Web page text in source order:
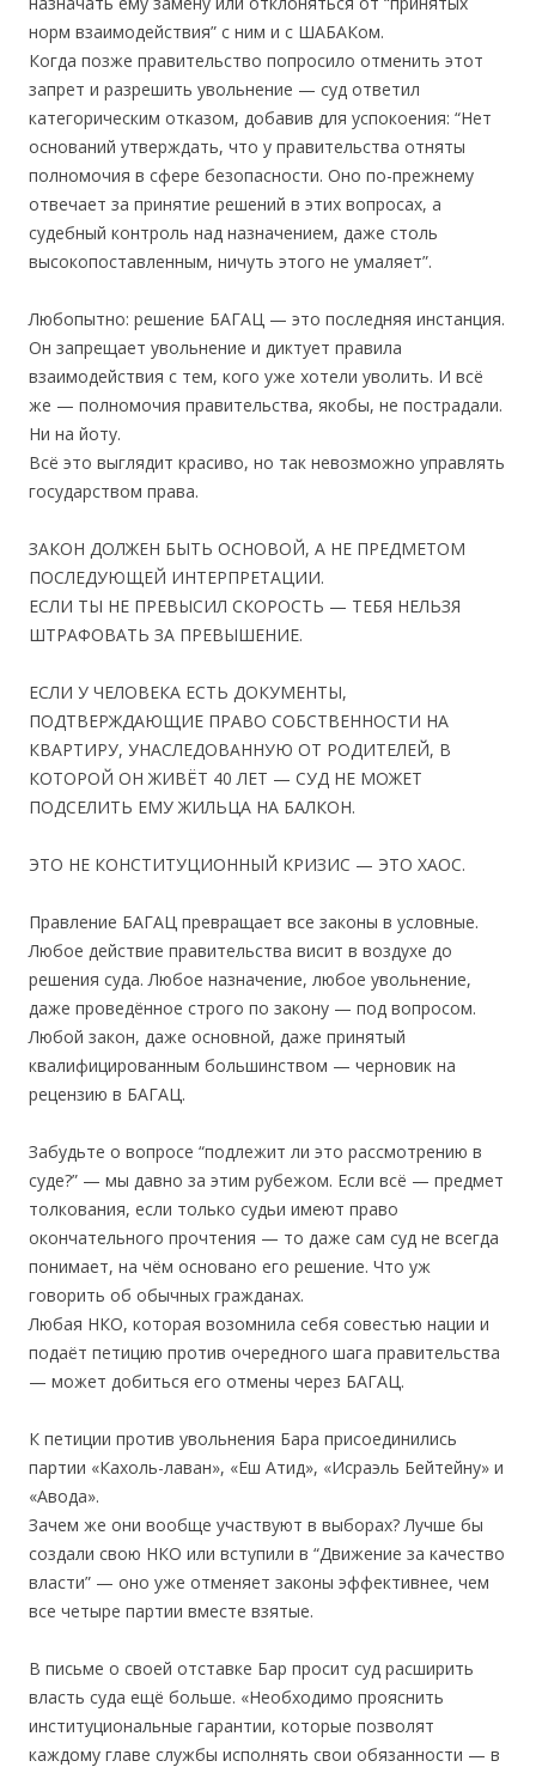
норм взаимодействия” с ним и с ШАБАКом.
Когда позже правительство попросило отменить этот
запрет и разрешить увольнение — суд ответил
категорическим отказом, добавив для успокоения: “Нет
оснований утверждать, что у правительства отняты
полномочия в сфере безопасности. Оно по-прежнему
отвечает за принятие решений в этих вопросах, а
судебный контроль над назначением, даже столь
высокопоставленным, ничуть этого не умаляет”.
Любопытно: решение БАГАЦ — это последняя инстанция.
Он запрещает увольнение и диктует правила
взаимодействия с тем, кого уже хотели уволить. И всё
же — полномочия правительства, якобы, не пострадали.
Ни на йоту.
Всё это выглядит красиво, но так невозможно управлять
государством права.
ЗАКОН ДОЛЖЕН БЫТЬ ОСНОВОЙ, А НЕ ПРЕДМЕТОМ
ПОСЛЕДУЮЩЕЙ ИНТЕРПРЕТАЦИИ.
ЕСЛИ ТЫ НЕ ПРЕВЫСИЛ СКОРОСТЬ — ТЕБЯ НЕЛЬЗЯ
ШТРАФОВАТЬ ЗА ПРЕВЫШЕНИЕ.
ЕСЛИ У ЧЕЛОВЕКА ЕСТЬ ДОКУМЕНТЫ,
ПОДТВЕРЖДАЮЩИЕ ПРАВО СОБСТВЕННОСТИ НА
КВАРТИРУ, УНАСЛЕДОВАННУЮ ОТ РОДИТЕЛЕЙ, В
КОТОРОЙ ОН ЖИВЁТ 40 ЛЕТ — СУД НЕ МОЖЕТ
ПОДСЕЛИТЬ ЕМУ ЖИЛЬЦА НА БАЛКОН.
ЭТО НЕ КОНСТИТУЦИОННЫЙ КРИЗИС — ЭТО ХАОС.
Правление БАГАЦ превращает все законы в условные.
Любое действие правительства висит в воздухе до
решения суда. Любое назначение, любое увольнение,
даже проведённое строго по закону — под вопросом.
Любой закон, даже основной, даже принятый
квалифицированным большинством — черновик на
рецензию в БАГАЦ.
Забудьте о вопросе “подлежит ли это рассмотрению в
суде?” — мы давно за этим рубежом. Если всё — предмет
толкования, если только судьи имеют право
окончательного прочтения — то даже сам суд не всегда
понимает, на чём основано его решение. Что уж
говорить об обычных гражданах.
Любая НКО, которая возомнила себя совестью нации и
подаёт петицию против очередного шага правительства
— может добиться его отмены через БАГАЦ.
К петиции против увольнения Бара присоединились
партии «Кахоль-лаван», «Еш Атид», «Исраэль Бейтейну» и
«Авода».
Зачем же они вообще участвуют в выборах? Лучше бы
создали свою НКО или вступили в “Движение за качество
власти” — оно уже отменяет законы эффективнее, чем
все четыре партии вместе взятые.
В письме о своей отставке Бар просит суд расширить
власть суда ещё больше. «Необходимо прояснить
институциональные гарантии, которые позволят
каждому главе службы исполнять свои обязанности — в